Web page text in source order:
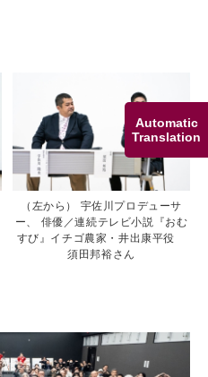
Automatic
Translation
（左から） 宇佐川プロデューサ
ー、 俳優／連続テレビ小説『おむ
すび』イチゴ農家・井出康平役
須田邦裕さん